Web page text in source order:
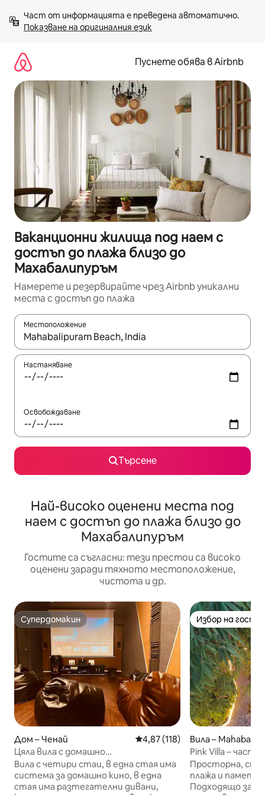
към
съдържанието
Показване на оригиналния език
Пуснете обява в Airbnb
Ваканционни жилища под наем с
достъп до плажа близо до
Махабалипуръм
Намерете и резервирайте чрез Airbnb уникални
места с достъп до плажа
Местоположение
Когато резултатите се покажат, използвайте
Настаняване
Освобождаване
Търсене
Най-високо оценени места под
наем с достъп до плажа близо до
Махабалипуръм
Гостите са съгласни: тези престои са високо
оценени заради тяхното местоположение,
чистота и др.
Супердомакин
Супердомакин
Дом – Ченай Средна оценка: 4,87 от 5,
4,87 (118)
Цяла вила с домашно
кино@ecr,panaiyur,beach
Вила с четири стаи, в една стая има
система за домашно кино, в една
стая има разтегателни дивани,
Избор на
Избор на
Вила –
Pink Villa –
до плаж
Просторна,
плажа и
Подходящо за